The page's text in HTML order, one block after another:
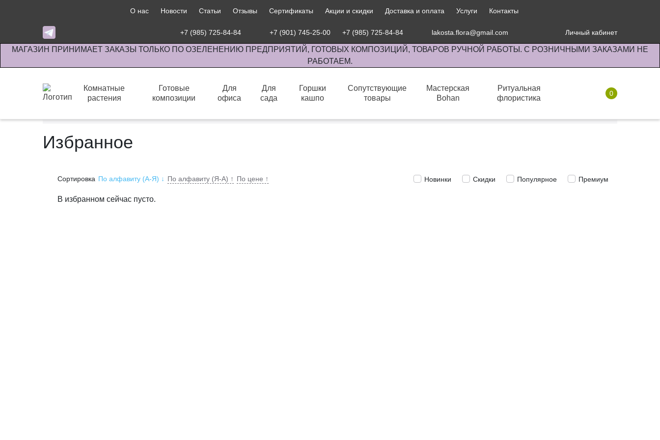
О нас Новости Статьи Отзывы Сертификаты Акции и скидки Доставка и оплата Услуги Контакты
+7 (985) 725-84-84 +7 (901) 745-25-00 +7 (985) 725-84-84 lakosta.flora@gmail.com Личный кабинет
МАГАЗИН ПРИНИМАЕТ ЗАКАЗЫ ТОЛЬКО ПО ОЗЕЛЕНЕНИЮ ПРЕДПРИЯТИЙ, ГОТОВЫХ КОМПОЗИЦИЙ, ТОВАРОВ РУЧНОЙ РАБОТЫ. С РОЗНИЧНЫМИ ЗАКАЗАМИ НЕ
РАБОТАЕМ.
Комнатные
растения
Готовые
композиции
Для
офиса
Для
сада
Горшки
кашпо
Сопутствующие
товары
Мастерская
Bohan
Ритуальная
флористика
0
Избранное
Сортировка По алфавиту (А-Я) ↓ По алфавиту (Я-А) ↑ По цене ↑ Новинки Скидки Популярное Премиум
В избранном сейчас пусто.